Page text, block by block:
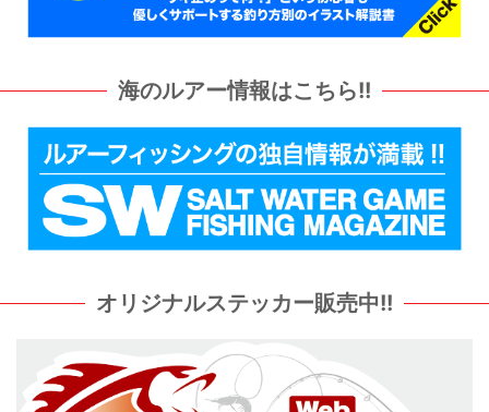
海のルアー情報はこちら!!
オリジナルステッカー販売中!!